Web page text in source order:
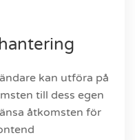
kan utföra på
till dess egen
åtkomsten för